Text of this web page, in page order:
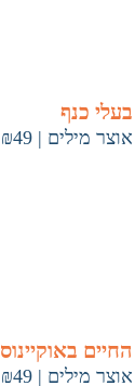
בעלי כנף
אוצר מילים |
₪49
החיים באוקיינוס
אוצר מילים |
₪49